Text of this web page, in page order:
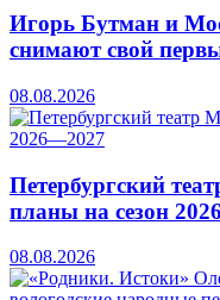
Игорь Бутман и
снимают свой
08.08.2026
Петербургский
планы на сезон
08.08.2026